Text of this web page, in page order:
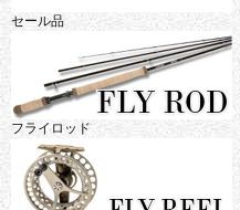
セール品
フライロッド